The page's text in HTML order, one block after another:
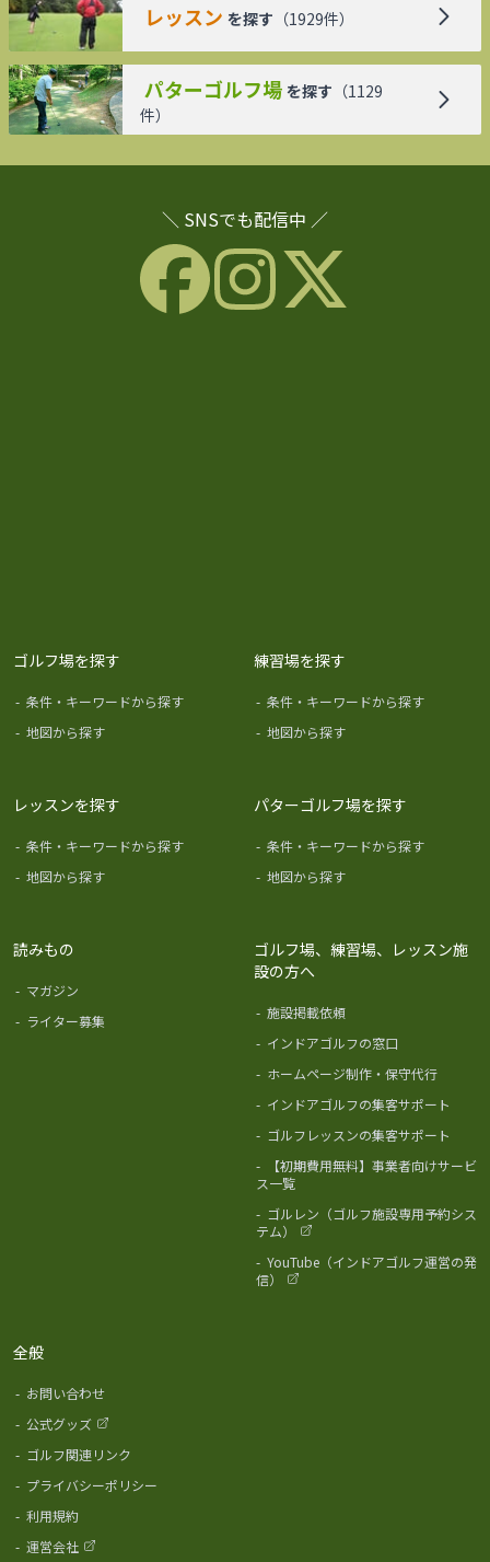
レッスン を探す （1929件）
パターゴルフ場 を探す （1129
件）
＼ SNSでも配信中 ／
ゴルフ場を探す
- 条件・キーワードから探す
- 地図から探す
練習場を探す
- 条件・キーワードから探す
- 地図から探す
レッスンを探す
- 条件・キーワードから探す
- 地図から探す
パターゴルフ場を探す
- 条件・キーワードから探す
- 地図から探す
読みもの
- マガジン
- ライター募集
ゴルフ場、練習場、レッスン施
設の方へ
- 施設掲載依頼
- インドアゴルフの窓口
- ホームページ制作・保守代行
- インドアゴルフの集客サポート
- ゴルフレッスンの集客サポート
-
【初期費用無料】事業者向けサービ
ス一覧
- ゴルレン（ゴルフ施設専用予約シス
テム）
- YouTube（インドアゴルフ運営の発
信）
全般
- お問い合わせ
- 公式グッズ
- ゴルフ関連リンク
- プライバシーポリシー
- 利用規約
- 運営会社